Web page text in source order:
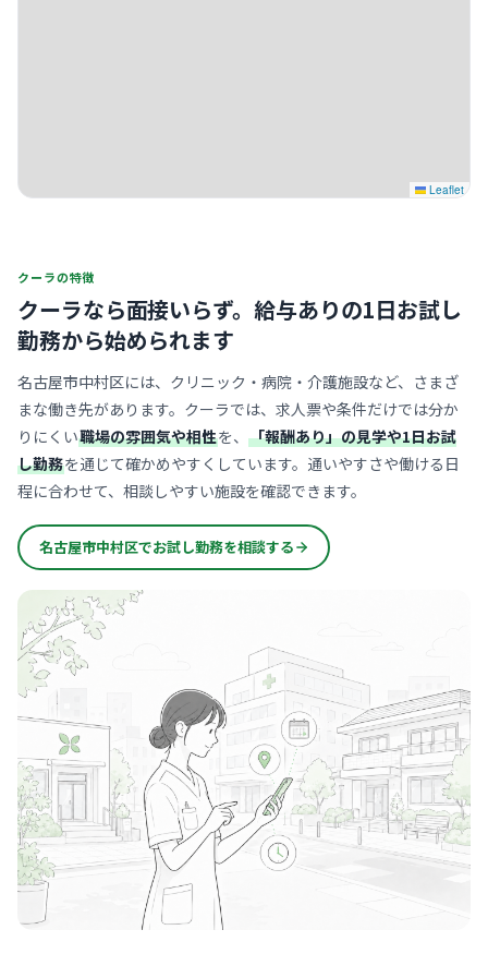
Leaflet
クーラの特徴
クーラなら面接いらず。 給与ありの1日お試し
勤務から始められます
名古屋市中村区には、クリニック・病院・介護施設など、さまざ
まな働き先があります。クーラでは、求人票や条件だけでは分か
りにくい職場の雰囲気や相性を、 「報酬あり」の見学や1日お試
し勤務を通じて確かめやすくしています。通いやすさや働ける日
程に合わせて、相談しやすい施設を確認できます。
名古屋市中村区でお試し勤務を相談する